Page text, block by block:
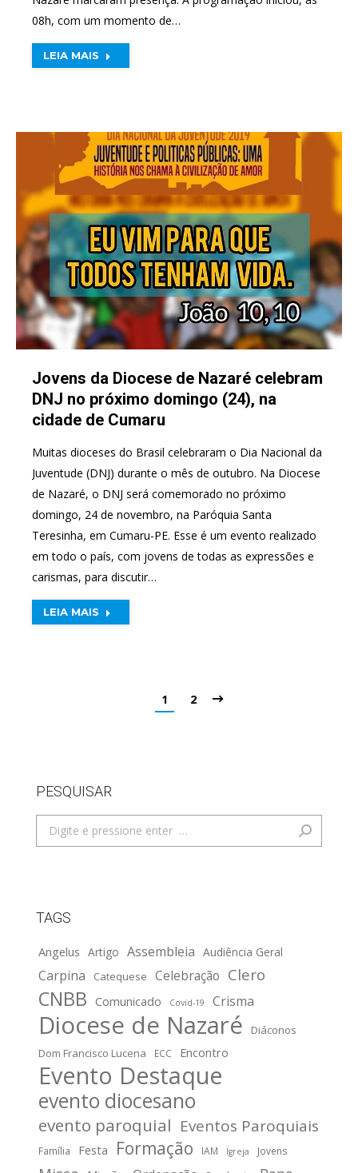
08h, com um momento de…
LEIA MAIS
Jovens da Diocese de Nazaré celebram
DNJ no próximo domingo (24), na
cidade de Cumaru
Muitas dioceses do Brasil celebraram o Dia Nacional da
Juventude (DNJ) durante o mês de outubro. Na Diocese
de Nazaré, o DNJ será comemorado no próximo
domingo, 24 de novembro, na Paróquia Santa
Teresinha, em Cumaru-PE. Esse é um evento realizado
em todo o país, com jovens de todas as expressões e
carismas, para discutir…
LEIA MAIS
1 2
PESQUISAR
Search:
TAGS
Angelus Artigo Assembleia Audiência Geral
Carpina Catequese Celebração Clero
CNBB Comunicado Covid-19 Crisma
Diocese de Nazaré
Diáconos
Dom Francisco Lucena
ECC Encontro
Evento Destaque
evento diocesano
evento paroquial Eventos Paroquiais
Família Festa Formação IAM Igreja Jovens